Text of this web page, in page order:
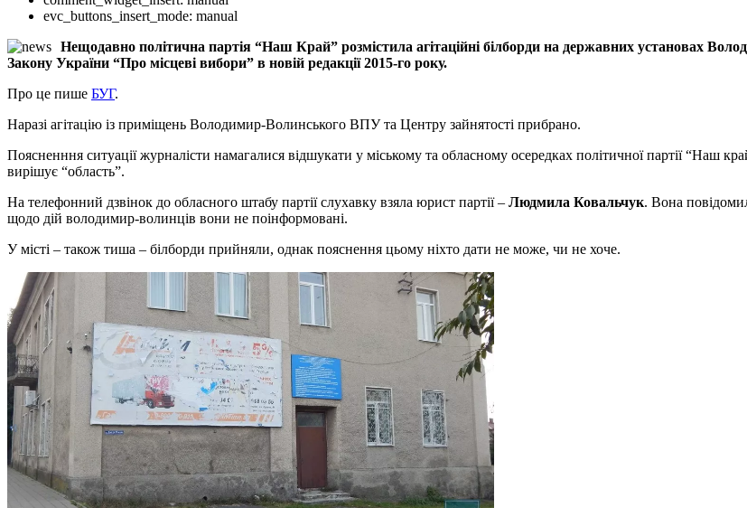
evc_buttons_insert_mode: manual
Нещодавно політична партія “Наш Край” розмістила агітаційні білборди на державних установах
Закону України “Про місцеві вибори” в новій редакції 2015-го року.
Про це пише БУГ.
Наразі агітацію із приміщень Володимир-Волинського ВПУ та Центру зайнятості прибрано.
Поясненння ситуації журналісти намагалися відшукати у міському та обласному осередках політичної партії “Наш
вирішує “область”.
На телефонний дзвінок до обласного штабу партії слухавку взяла юрист партії – Людмила Ковальчук. Вона
щодо дій володимир-волинців вони не поінформовані.
У місті – також тиша – білборди прийняли, однак пояснення цьому ніхто дати не може, чи не хоче.